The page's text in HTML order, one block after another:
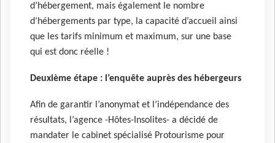
d’hébergement, mais également le nombre
d’hébergements par type, la capacité d’accueil ainsi
que les tarifs minimum et maximum, sur une base
qui est donc réelle !
Deuxième étape : l’enquête auprès des hébergeurs
Afin de garantir l’anonymat et l’indépendance des
résultats, l’agence -Hôtes-Insolites- a décidé de
mandater le cabinet spécialisé Protourisme pour